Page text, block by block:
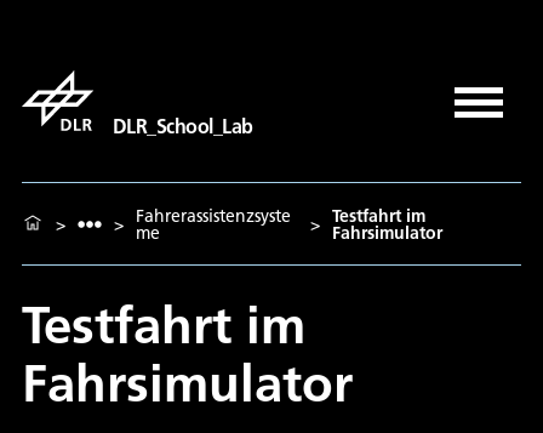
DLR_School_Lab
> > Fahrerassistenzsyste‍
me > Testfahrt im
Fahrsimulator
Testfahrt im
Fahrsimulator